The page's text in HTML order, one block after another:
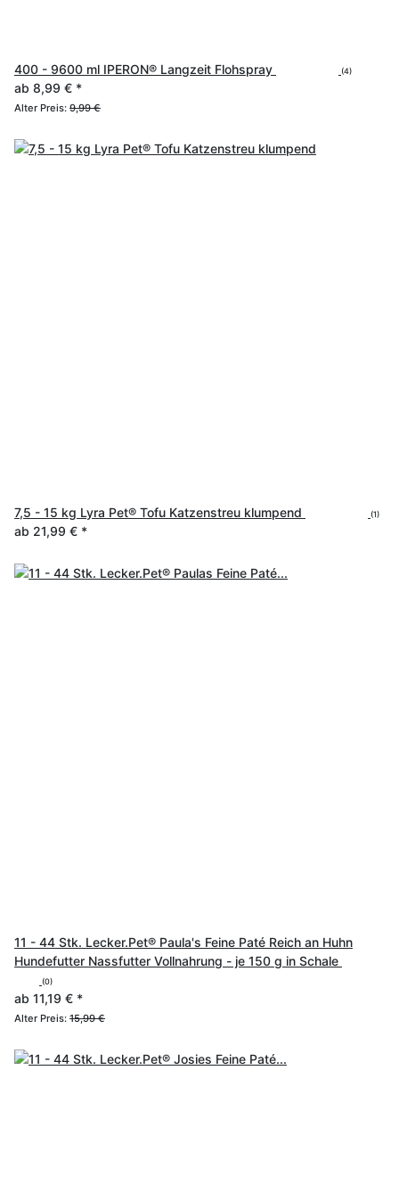
400 - 9600 ml IPERON® Langzeit Flohspray (4)
ab 8,99 € *
Alter Preis: 9,99 €
7,5 - 15 kg Lyra Pet® Tofu Katzenstreu klumpend (1)
ab 21,99 € *
11 - 44 Stk. Lecker.Pet® Paula's Feine Paté Reich an Huhn
Hundefutter Nassfutter Vollnahrung - je 150 g in Schale
(0)
ab 11,19 € *
Alter Preis: 15,99 €